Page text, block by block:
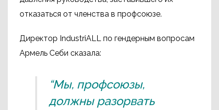
отказаться от членства в профсоюзе.
Директор IndustriALL по гендерным вопросам
Армель Себи сказала:
“Мы, профсоюзы,
должны разорвать